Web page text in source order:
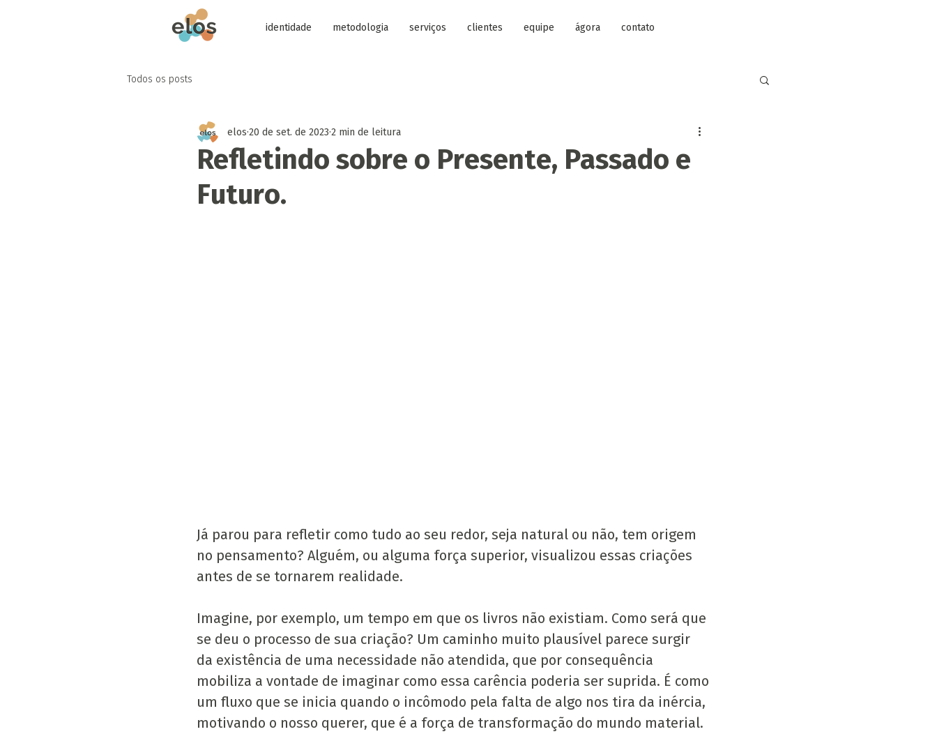
identidade metodologia serviços clientes equipe ágora contato
Todos os posts
Refletindo sobre o Presente, Passado e
Futuro.
elos 20 de set. de 2023 2 min de leitura
Já parou para refletir como tudo ao seu redor, seja natural ou não, tem origem
no pensamento? Alguém, ou alguma força superior, visualizou essas criações
antes de se tornarem realidade.
Imagine, por exemplo, um tempo em que os livros não existiam. Como será que
se deu o processo de sua criação? Um caminho muito plausível parece surgir
da existência de uma necessidade não atendida, que por consequência
mobiliza a vontade de imaginar como essa carência poderia ser suprida. É como
um fluxo que se inicia quando o incômodo pela falta de algo nos tira da inércia,
motivando o nosso querer, que é a força de transformação do mundo material.